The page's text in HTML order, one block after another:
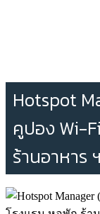
Hotspot
คูปอง Wi-
ร้านอาหาร